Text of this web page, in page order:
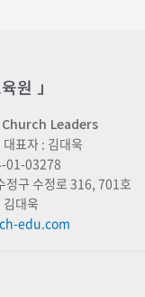
원 」
Leaders
표자 : 김대욱
01-03278
정구 수정로 316, 701호
대욱
edu.com